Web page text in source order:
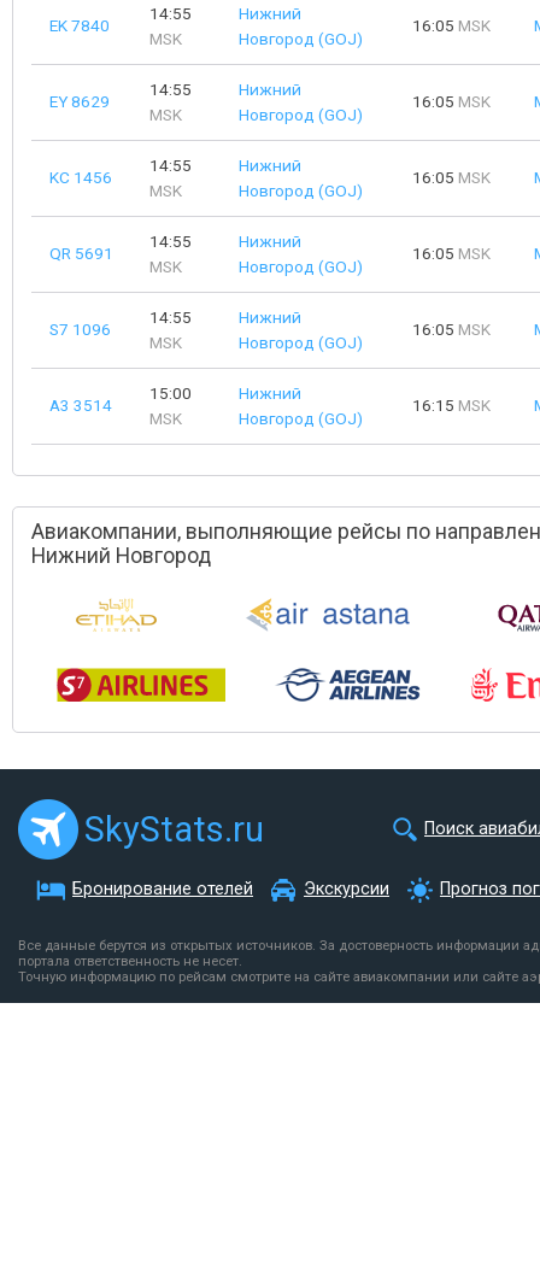
EK 7840
14:55
MSK
Нижний
Новгород (GOJ)
16:05 MSK
EY 8629
14:55
MSK
Нижний
Новгород (GOJ)
16:05 MSK
KC 1456
14:55
MSK
Нижний
Новгород (GOJ)
16:05 MSK
QR 5691
14:55
MSK
Нижний
Новгород (GOJ)
16:05 MSK
S7 1096
14:55
MSK
Нижний
Новгород (GOJ)
16:05 MSK
A3 3514
15:00
MSK
Нижний
Новгород (GOJ)
16:15 MSK
Авиакомпании, выполняющие рейсы по
Нижний Новгород
SkyStats.ru Поиск
Бронирование отелей Экскурсии Прогноз
Все данные берутся из открытых источников. За достоверность информации
портала ответственность не несет.
Точную информацию по рейсам смотрите на сайте авиакомпании или сайте